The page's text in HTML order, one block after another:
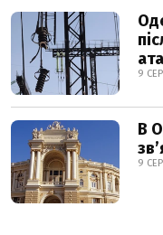
9
В
9